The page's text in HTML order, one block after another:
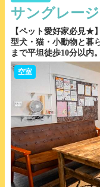
サングレージ
【ペット愛好家必見★
型犬・猫・小動物と暮
まで平坦徒歩10分以内。
空室